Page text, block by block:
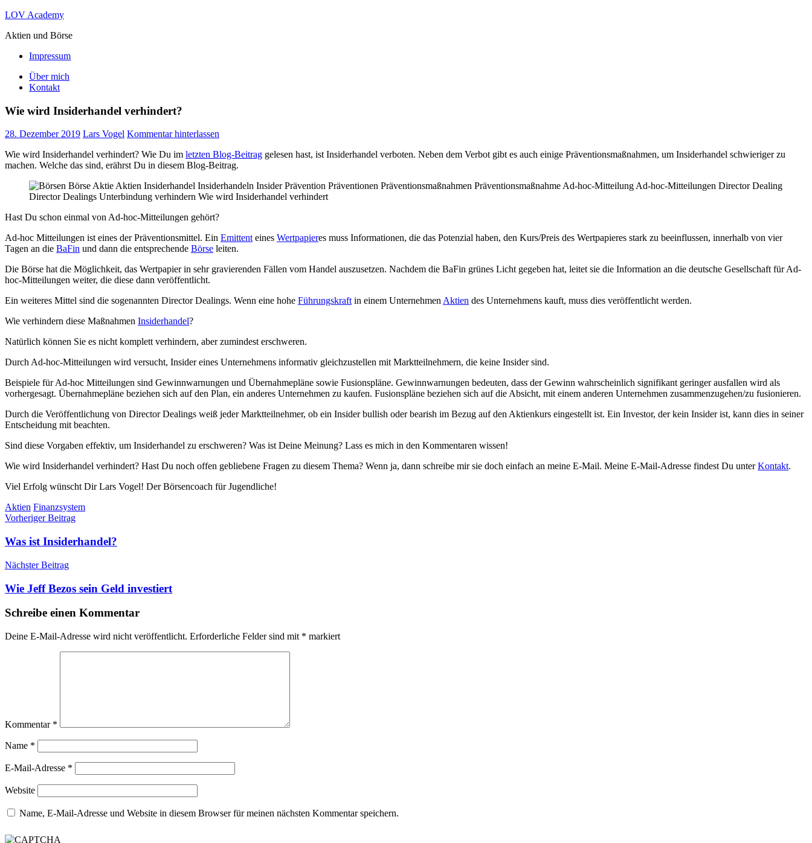
Zum
springen
LOV Academy
Aktien und Börse
Impressum
Über mich
Kontakt
Wie wird Insiderhandel verhindert?
28. Dezember 2019 Lars Vogel Kommentar hinterlassen
Wie wird Insiderhandel verhindert? Wie Du im letzten Blog-Beitrag gelesen hast, ist Insiderhandel verboten. Neben dem Verbot gibt es auch einige Präventionsmaßnahmen, um Insiderhandel schwieriger zu
machen. Welche das sind, erährst Du in diesem Blog-Beitrag.
Hast Du schon einmal von Ad-hoc-Mitteilungen gehört?
Ad-hoc Mitteilungen ist eines der Präventionsmittel. Ein Emittenteines Wertpapieres muss Informationen, die das Potenzial haben, den Kurs/Preis des Wertpapieres stark zu beeinflussen, innerhalb von vier
Tagen an die BaFin und dann die entsprechende Börse leiten.
Die Börse hat die Möglichkeit, das Wertpapier in sehr gravierenden Fällen vom Handel auszusetzen. Nachdem die BaFin grünes Licht gegeben hat, leitet sie die Information an die deutsche Gesellschaft für Ad-
hoc-Mitteilungen weiter, die diese dann veröffentlicht.
Ein weiteres Mittel sind die sogenannten Director Dealings. Wenn eine hohe Führungskraftin einem UnternehmenAktien des Unternehmens kauft, muss dies veröffentlicht werden.
Wie verhindern diese Maßnahmen Insiderhandel?
Natürlich können Sie es nicht komplett verhindern, aber zumindest erschweren.
Durch Ad-hoc-Mitteilungen wird versucht, Insider eines Unternehmens informativ gleichzustellen mit Marktteilnehmern, die keine Insider sind.
Beispiele für Ad-hoc Mitteilungen sind Gewinnwarnungen und Übernahmepläne sowie Fusionspläne. Gewinnwarnungen bedeuten, dass der Gewinn wahrscheinlich signifikant geringer ausfallen wird als
vorhergesagt. Übernahmepläne beziehen sich auf den Plan, ein anderes Unternehmen zu kaufen. Fusionspläne beziehen sich auf die Absicht, mit einem anderen Unternehmen zusammenzugehen/zu fusionieren.
Durch die Veröffentlichung von Director Dealings weiß jeder Marktteilnehmer, ob ein Insider bullish oder bearish im Bezug auf den Aktienkurs eingestellt ist. Ein Investor, der kein Insider ist, kann dies in seiner
Entscheidung mit beachten.
Sind diese Vorgaben effektiv, um Insiderhandel zu erschweren? Was ist Deine Meinung? Lass es mich in den Kommentaren wissen!
Wie wird Insiderhandel verhindert? Hast Du noch offen gebliebene Fragen zu diesem Thema? Wenn ja, dann schreibe mir sie doch einfach an meine E-Mail. Meine E-Mail-Adresse findest Du unterKontakt.
Viel Erfolg wünscht Dir Lars Vogel! Der Börsencoach für Jugendliche!
Aktien Finanzsystem
Beitragsnavigation
Vorheriger Beitrag
Was ist Insiderhandel?
Nächster Beitrag
Wie Jeff Bezos sein Geld investiert
Schreibe einen Kommentar
Deine E-Mail-Adresse wird nicht veröffentlicht. Erforderliche Felder sind mit * markiert
Kommentar *
Name *
E-Mail-Adresse *
Website
Name, E-Mail-Adresse und Website in diesem Browser für meinen nächsten Kommentar speichern.